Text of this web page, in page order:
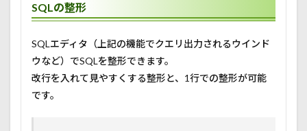
SQLの整形
SQLエディタ（上記の機能でクエリ出力されるウインド
ウなど）でSQLを整形できます。
改行を入れて見やすくする整形と、1行での整形が可能
です。